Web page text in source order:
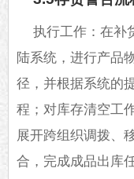
执行工作：在补
陆系统，进行产品
径，并根据系统的
程；对库存清空工
展开跨组织调拨、
合，完成成品出库